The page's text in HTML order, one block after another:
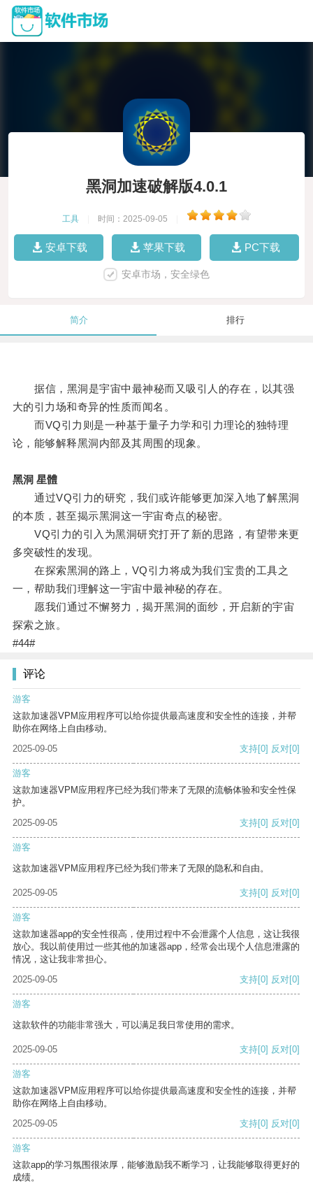
黑洞加速破解版4.0.1
工具 时间：2025-09-05
安卓下载 苹果下载 PC下载
安卓市场，安全绿色
简介 排行
据信，黑洞是宇宙中最神秘而又吸引人的存在，以其强
大的引力场和奇异的性质而闻名。
而VQ引力则是一种基于量子力学和引力理论的独特理
论，能够解释黑洞内部及其周围的现象。
黑洞 星體
通过VQ引力的研究，我们或许能够更加深入地了解黑洞
的本质，甚至揭示黑洞这一宇宙奇点的秘密。
VQ引力的引入为黑洞研究打开了新的思路，有望带来更
多突破性的发现。
在探索黑洞的路上，VQ引力将成为我们宝贵的工具之
一，帮助我们理解这一宇宙中最神秘的存在。
愿我们通过不懈努力，揭开黑洞的面纱，开启新的宇宙
探索之旅。
#44#
评论
游客
这款加速器VPM应用程序可以给你提供最高速度和安全性的连接，并帮
助你在网络上自由移动。
2025-09-05
支持[0] 反对[0]
游客
这款加速器VPM应用程序已经为我们带来了无限的流畅体验和安全性保
护。
2025-09-05
支持[0] 反对[0]
游客
这款加速器VPM应用程序已经为我们带来了无限的隐私和自由。
2025-09-05 支持[0] 反对[0]
游客
这款加速器app的安全性很高，使用过程中不会泄露个人信息，这让我很
放心。我以前使用过一些其他的加速器app，经常会出现个人信息泄露的
情况，这让我非常担心。
2025-09-05
支持[0] 反对[0]
游客
这款软件的功能非常强大，可以满足我日常使用的需求。
2025-09-05 支持[0] 反对[0]
游客
这款加速器VPM应用程序可以给你提供最高速度和安全性的连接，并帮
助你在网络上自由移动。
2025-09-05
支持[0] 反对[0]
游客
这款app的学习氛围很浓厚，能够激励我不断学习，让我能够取得更好的
成绩。